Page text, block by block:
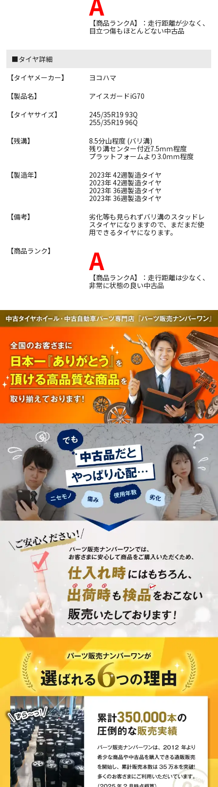
【商品ランクA】：走行距離が少なく、
目立つ傷もほとんどない中古品
■タイヤ詳細
【タイヤメーカー】
ヨコハマ
【製品名】
アイスガードiG70
【タイヤサイズ】
245/35R19 93Q
255/35R19 96Q
【残溝】
8.5分山程度 (バリ溝)
残り溝センター付近7.5ｍｍ程度
プラットフォームより3.0ｍｍ程度
【製造年】
2023年 42週製造タイヤ
2023年 42週製造タイヤ
2023年 36週製造タイヤ
2023年 36週製造タイヤ
【備考】
劣化等も見られずバリ溝のスタッドレ
スタイヤになりますので、まだまだ使
用できるタイヤになります。
【商品ランク】
A
【商品ランクA】：走行距離は少なく、
非常に状態の良い中古品